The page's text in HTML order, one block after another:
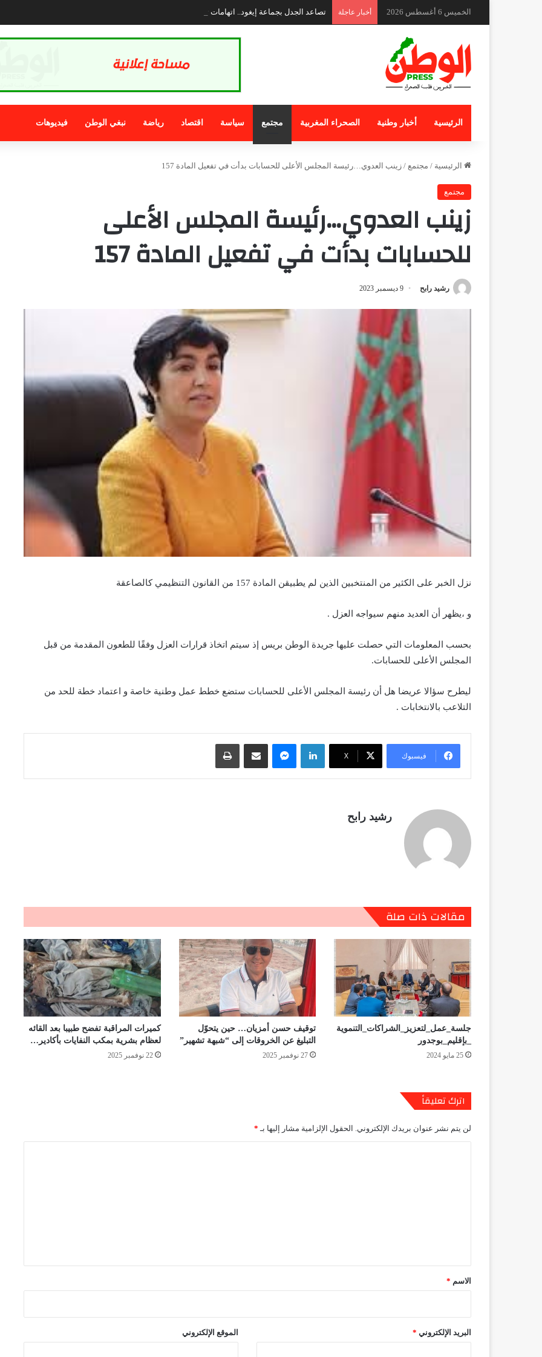
الخميس 6 أغسطس 2026 أخبار عاجلة تصاعد الجدل بجماعة إيغود.. اتهامات ثقيلة تلاحق الرئيس والمعارضة تطالب بتدخل عاجل لوزارة الداخلية
الرئيسية أخبار وطنية الصحراء المغربية مجتمع سياسة اقتصاد رياضة نبغي الوطن فيديوهات
الرئيسية / مجتمع / زينب العدوي…رئيسة المجلس الأعلى للحسابات بدأت في تفعيل المادة 157
مجتمع
زينب العدوي…رئيسة المجلس الأعلى
للحسابات بدأت في تفعيل المادة 157
رشيد رابح 9 ديسمبر 2023
نزل الخبر على الكثير من المنتخبين الذين لم يطبيقن المادة 157 من القانون التنظيمي كالصاعقة
و ،يظهر أن العديد منهم سيواجه العزل .
بحسب المعلومات التي حصلت عليها جريدة الوطن بريس إذ سيتم اتخاذ قرارات العزل وفقًا للطعون المقدمة من قبل
المجلس الأعلى للحسابات.
ليطرح سؤالا عريضا هل أن رئيسة المجلس الأعلى للحسابات ستضع خطط عمل وطنية خاصة و اعتماد خطة للحد من
التلاعب بالانتخابات .
فيسبوك X
لينكدإن ماسنجر مشاركة عبر البريد طباعة
رشيد رابح
مقالات ذات صلة
جلسة_عمل_لتعزيز_الشراكات_التنموية
_بإقليم_بوجدور
25 مايو 2024
توقيف حسن أمزيان… حين يتحوّل
التبليغ عن الخروقات إلى “شبهة تشهير”
27 نوفمبر 2025
كميرات المراقبة تفضح طبيبا بعد القائه
لعظام بشرية بمكب النفايات بأكادير…
22 نوفمبر 2025
اترك تعليقاً
لن يتم نشر عنوان بريدك الإلكتروني. الحقول الإلزامية مشار إليها بـ *
*الاسم *
البريد الإلكتروني * الموقع الإلكتروني